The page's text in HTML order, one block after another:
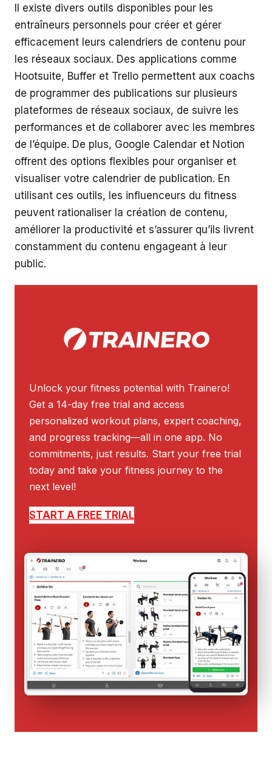
Il existe divers outils disponibles pour les
entraîneurs personnels pour créer et gérer
efficacement leurs calendriers de contenu pour
les réseaux sociaux. Des applications comme
Hootsuite, Buffer et Trello permettent aux coachs
de programmer des publications sur plusieurs
plateformes de réseaux sociaux, de suivre les
performances et de collaborer avec les membres
de l’équipe. De plus, Google Calendar et Notion
offrent des options flexibles pour organiser et
visualiser votre calendrier de publication. En
utilisant ces outils, les influenceurs du fitness
peuvent rationaliser la création de contenu,
améliorer la productivité et s’assurer qu’ils livrent
constamment du contenu engageant à leur
public.
Unlock your fitness potential with Trainero!
Get a 14-day free trial and access
personalized workout plans, expert coaching,
and progress tracking—all in one app. No
commitments, just results. Start your free trial
today and take your fitness journey to the
next level!
START A FREE TRIAL